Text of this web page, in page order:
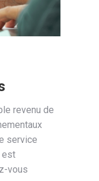
revenu de
service
est
vous